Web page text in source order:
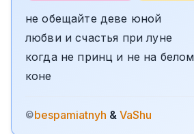
не обещайте деве юной
любви и счастья при луне
когда не принц и не на белом
коне
©bespamiatnyh & VaShu